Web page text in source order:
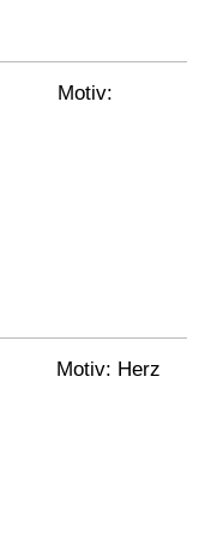
Motiv:
Motiv: Herz